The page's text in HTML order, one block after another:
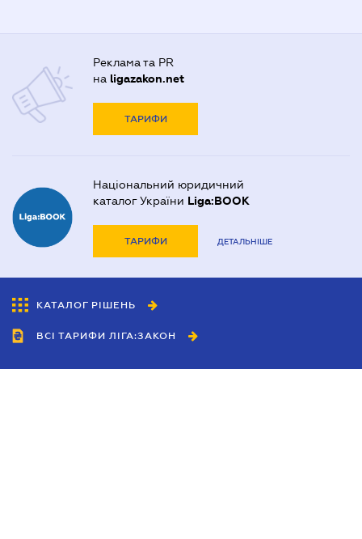
Реклама та PR
на ligazakon.net
ТАРИФИ
Національний юридичний
каталог України Liga:BOOK
ТАРИФИ ДЕТАЛЬНІШЕ
КАТАЛОГ РІШЕНЬ
ВСІ ТАРИФИ ЛІГА:ЗАКОН